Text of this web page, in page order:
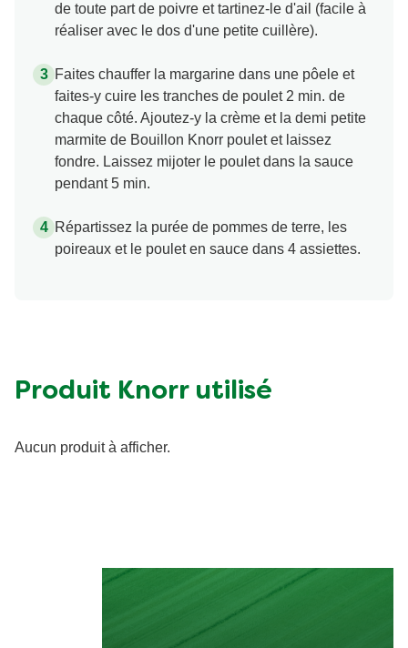
poivre et sel. Entre-temps, saupoudrez le poulet
de toute part de poivre et tartinez-le d'ail (facile à
Faites chauffer la margarine dans une pôele et
faites-y cuire les tranches de poulet 2 min. de
chaque côté. Ajoutez-y la crème et la demi petite
marmite de Bouillon Knorr poulet et laissez
fondre. Laissez mijoter le poulet dans la sauce
Répartissez la purée de pommes de terre, les